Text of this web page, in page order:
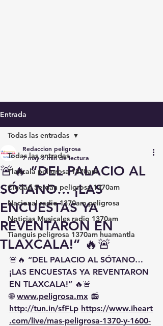
Entrada
Todas las entradas
Tlaxcala peligrosa 1370am
Ciudad Serdán peligrosa 1370am
Nacional radio 1370am peligrosa
Noticias Musicales radio 1370am
Tianguis peligrosa 1370am huamantla
Todas las entradas
🚨🔥 “DEL PALACIO AL
SÓTANO… ¡LAS
ENCUESTAS YA
REVENTARON EN
TLAXCALA!” 🔥🚨
Redaccion peligrosa
7 may 2 min de lectura
🚨🔥 “DEL PALACIO AL SÓTANO…
¡LAS ENCUESTAS YA REVENTARON
EN TLAXCALA!” 🔥🚨
🌐 www.peligrosa.mx 📻
http://tun.in/sfFLp https://www.iheart
.com/live/mas-peligrosa-1370-y-1600-